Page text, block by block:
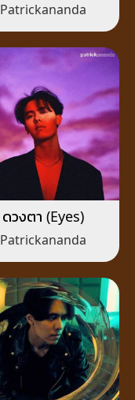
Patrickananda
ดวงตา (Eyes)
Patrickananda